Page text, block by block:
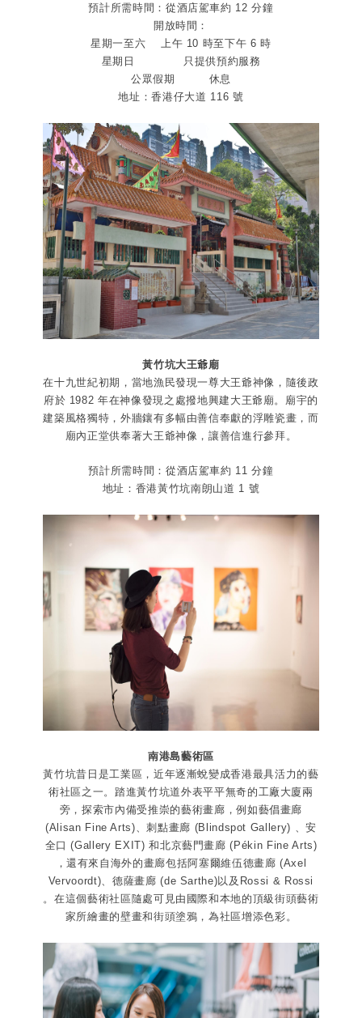
預計所需時間：從酒店駕車約 12 分鐘
開放時間：
星期一至六 上午 10 時至下午 6 時
星期日 只提供預約服務
公眾假期 休息
地址：香港仔大道 116 號
黃竹坑大王爺廟
在十九世紀初期，當地漁民發現一尊大王爺神像，隨後政
府於 1982 年在神像發現之處撥地興建大王爺廟。廟宇的
建築風格獨特，外牆鑲有多幅由善信奉獻的浮雕瓷畫，而
廟內正堂供奉著大王爺神像，讓善信進行參拜。
預計所需時間：從酒店駕車約 11 分鐘
地址：香港黃竹坑南朗山道 1 號
南港島藝術區
黃竹坑昔日是工業區，近年逐漸蛻變成香港最具活力的藝
術社區之一。踏進黃竹坑道外表平平無奇的工廠大廈兩
旁，探索市內備受推崇的藝術畫廊，例如藝倡畫廊
(Alisan Fine Arts)、刺點畫廊 (Blindspot Gallery) 、安
全口 (Gallery EXIT) 和北京藝門畫廊 (Pékin Fine Arts)
，還有來自海外的畫廊包括阿塞爾維伍德畫廊 (Axel
Vervoordt)、德薩畫廊 (de Sarthe)以及Rossi & Rossi
。在這個藝術社區隨處可見由國際和本地的頂級街頭藝術
家所繪畫的壁畫和街頭塗鴉，為社區增添色彩。